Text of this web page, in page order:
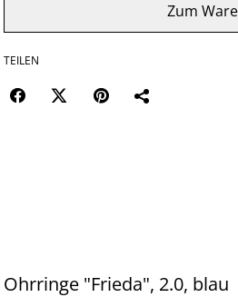
Zum
TEILEN
Ohrringe "Frieda", 2.0, blau